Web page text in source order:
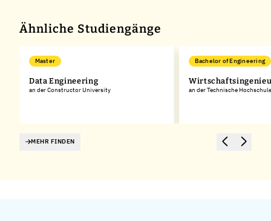
Ähnliche Studiengänge
Master
Data Engineering
an der Constructor University
Bachelor of Engineering
an der Technische
MEHR FINDEN